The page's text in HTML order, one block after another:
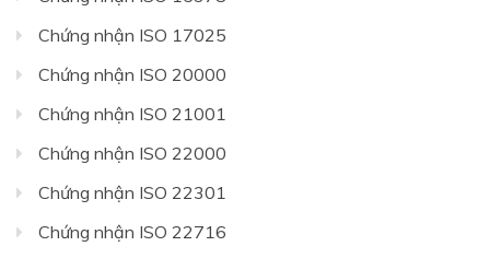
Chứng nhận ISO 17025
Chứng nhận ISO 20000
Chứng nhận ISO 21001
Chứng nhận ISO 22000
Chứng nhận ISO 22301
Chứng nhận ISO 22716